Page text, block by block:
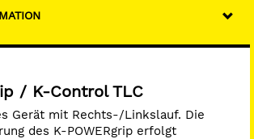
1.000 - 50.000 UpM (Rechtslauf)
W
mit Werkzeug
/ K-Control TLC
Gerät mit Rechts-/Linkslauf. Die
des K-POWERgrip erfolgt